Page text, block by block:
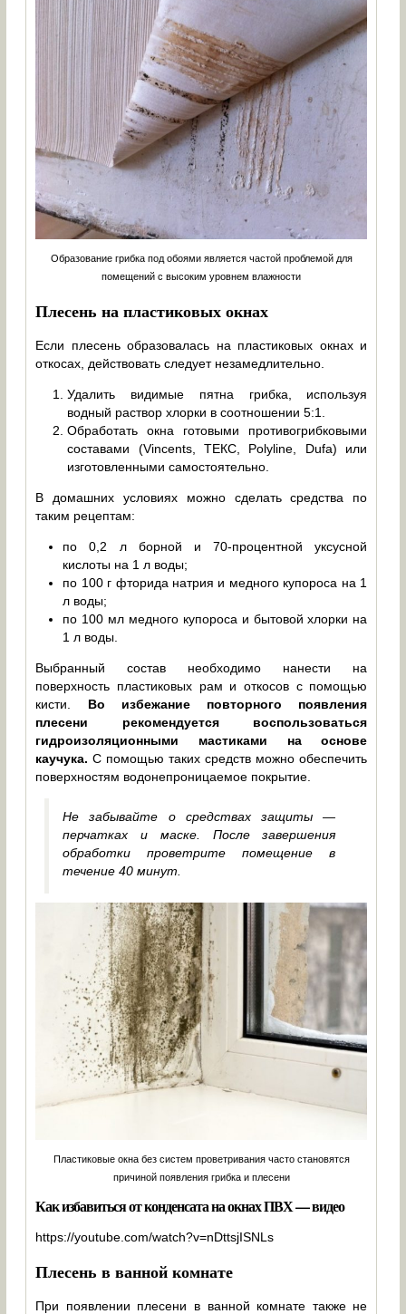
Образование грибка под обоями является частой проблемой для
помещений с высоким уровнем влажности
Плесень на пластиковых окнах
Если плесень образовалась на пластиковых окнах и
откосах, действовать следует незамедлительно.
Удалить видимые пятна грибка, используя
водный раствор хлорки в соотношении 5:1.
Обработать окна готовыми противогрибковыми
составами (Vincents, ТЕКС, Polyline, Dufa) или
изготовленными самостоятельно.
В домашних условиях можно сделать средства по
таким рецептам:
по 0,2 л борной и 70-процентной уксусной
кислоты на 1 л воды;
по 100 г фторида натрия и медного купороса на 1
л воды;
по 100 мл медного купороса и бытовой хлорки на
1 л воды.
Выбранный состав необходимо нанести на
поверхность пластиковых рам и откосов с помощью
кисти. Во избежание повторного появления
плесени рекомендуется воспользоваться
гидроизоляционными мастиками на основе
каучука. С помощью таких средств можно обеспечить
поверхностям водонепроницаемое покрытие.
Не забывайте о средствах защиты —
перчатках и маске. После завершения
обработки проветрите помещение в
течение 40 минут.
Пластиковые окна без систем проветривания часто становятся
причиной появления грибка и плесени
Как избавиться от конденсата на окнах ПВХ — видео
https://youtube.com/watch?v=nDttsjISNLs
Плесень в ванной комнате
При появлении плесени в ванной комнате также не